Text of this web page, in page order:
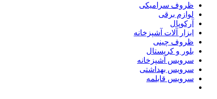
ظروف سرامیکی
لوازم برقی
آرکوپال
ابزار آلات آشپزخانه
ظروف چینی
بلور و کریستال
سرویس آشپزخانه
سرویس بهداشتی
سرویس قابلمه